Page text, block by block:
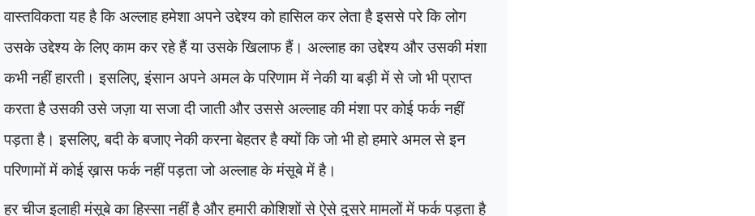
वास्तविकता यह है कि अल्लाह हमेशा अपने उद्देश्य को हासिल कर लेता है इससे परे कि लोग
उसके उद्देश्य के लिए काम कर रहे हैं या उसके खिलाफ हैं। अल्लाह का उद्देश्य और उसकी मंशा
कभी नहीं हारती। इसलिए,इंसान अपने अमल के परिणाम में नेकी या बड़ी में से जो भी प्राप्त
करता है उसकी उसे जज़ा या सजा दी जाती और उससे अल्लाह की मंशा पर कोई फर्क नहीं
पड़ता है। इसलिए,बदी के बजाए नेकी करना बेहतर है क्यों कि जो भी हो हमारे अमल से इन
परिणामों में कोई ख़ास फर्क नहीं पड़ता जो अल्लाह के मंसूबे में है।
हर चीज इलाही मंसूबे का हिस्सा नहीं है और हमारी कोशिशों से ऐसे दुसरे मामलों में फर्क पड़ता है